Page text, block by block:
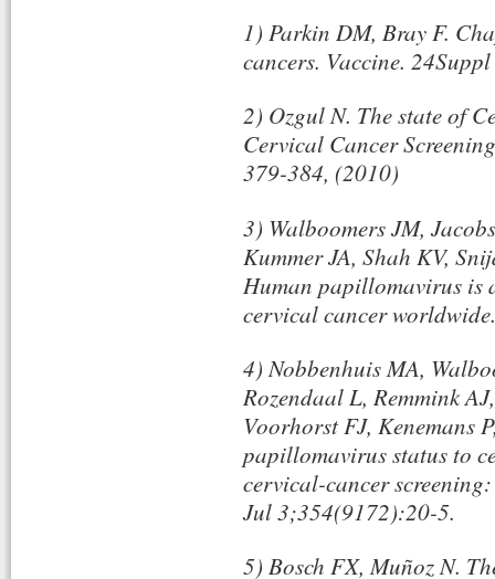
1) Parkin DM, Bray F.
cancers. Vaccine.
2) Ozgul N. The state of
Cervical Cancer
379-384, (2010)
3) Walboomers JM,
Kummer JA, Shah KV,
Human papillomavirus is
cervical cancer
4) Nobbenhuis MA,
Rozendaal L, Remmink
Voorhorst FJ, Kenemans
papillomavirus status to
cervical-cancer
Jul 3;354(9172):20-5.
5) Bosch FX, Muñoz N.